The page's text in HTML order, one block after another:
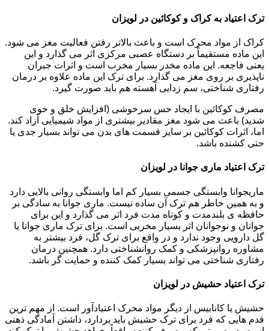
ترک اعتیاد به کراک و کوکائین در لویزان
کراک از مواد محرک است و باعث بالاتر رفتن فعالیت مغز می شود.
این ماده مستقیماً بر دستگاه عصبی مرکزی اثر می گذارد و این
یعنی فاجعه. این ماده مخدر بسیار مخرب است و اثرات جبران
ناپذیری بر روی مغز می گذارد. برای ترک این ماده علاوه بر درمان
رفتاری شناختی، سم زدایی آهسته هم باید صورت گیرد.
مصرف کوکائین با ایجاد حس سرخوشی (افزایش خلق و خوی
شدید) باعث می شود مغز مقادیر بیشتری از مواد شیمیایی آزاد کند.
اما، اثرات کوکائین بر سایر قسمت های بدن می تواند بسیار جدی یا
حتی کشنده باشد.
ترک اعتیاد ماری جوانا در لویزان
ماریجوانا وابستگی جسمی بسیار کم اما وابستگی روانی بالایی دارد
و به همین خاطر هم ترک آن ساده نیست. ماری جوانا به سادگی بر
حافظه ی بلندمدت و کوتاه مدت فرد اثر می گذارد و این برای
جوانان و نوجوانان اثر بسیار مخربی است. برای ترک ماری جوانا یا
گل دارویی وجود ندارد و در واقع برای ترک گل، فرد بیشتر به
مشاوره روانپزشکی و کمک روانشناختی دارد. همچنین درمان
رفتاری شناختی می تواند بسیار کمک کننده و حمایت گر باشد.
ترک اعتیاد حشیش در لویزان
حشیش یا کانابیس از دیگر مواد محرک اعتیادآور است. از مهم ترین
قدم هایی که فرد برای ترک حشیش باید بردارد، داشتن آمادگی ذهنی